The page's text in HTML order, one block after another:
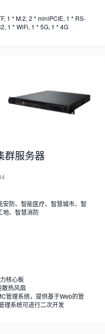
1 * M.2, 2 * miniPCIE, 1 * RS-
1 * WiFi, 1 * 5G, 1 * 4G
群服务器
安防、智能医疗、智慧城市、智
地、智慧消防
核心板
散热风扇
管理系统，提供基于Web的管
理系统可进行二次开发